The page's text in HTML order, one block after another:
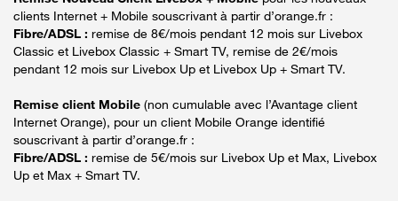
clients Internet + Mobile souscrivant à partir d’orange.fr :
Fibre/ADSL : remise de 8€/mois pendant 12 mois sur Livebox
Classic et Livebox Classic + Smart TV, remise de 2€/mois
pendant 12 mois sur Livebox Up et Livebox Up + Smart TV.
Remise client Mobile (non cumulable avec l’Avantage client
Internet Orange), pour un client Mobile Orange identifié
souscrivant à partir d’orange.fr :
Fibre/ADSL : remise de 5€/mois sur Livebox Up et Max, Livebox
Up et Max + Smart TV.